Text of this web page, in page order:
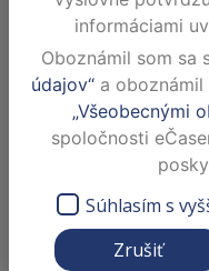
Námestie
ZOBRAZIŤ NA
stavy
Adato-Šafáriková
1300, 0907/116
vybavuje :MUDr.
telef. kontakt 036/
informáciami
Oboznámil som sa
údajov“a oboznámil
„Všeobecnými
spoločnosti
Súhlasím s
Zrušiť